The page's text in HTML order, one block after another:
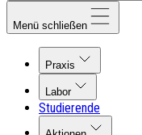
Menü schließen
Praxis
Labor
Studierende